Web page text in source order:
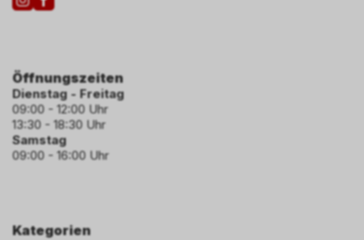
Kategorien
Öffnungszeiten
Dienstag - Freitag
09:00 - 12:00 Uhr
13:30 - 18:30 Uhr
Samstag
09:00 - 16:00 Uhr